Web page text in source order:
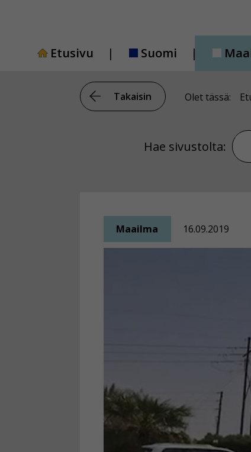
Etusivu
Suomi
Takaisin Olet tässä:
Hae sivustolta:
Maailma 16.09.2019